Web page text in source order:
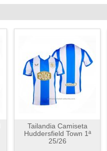
Tailandia Camiseta
Huddersfield Town 1ª
25/26